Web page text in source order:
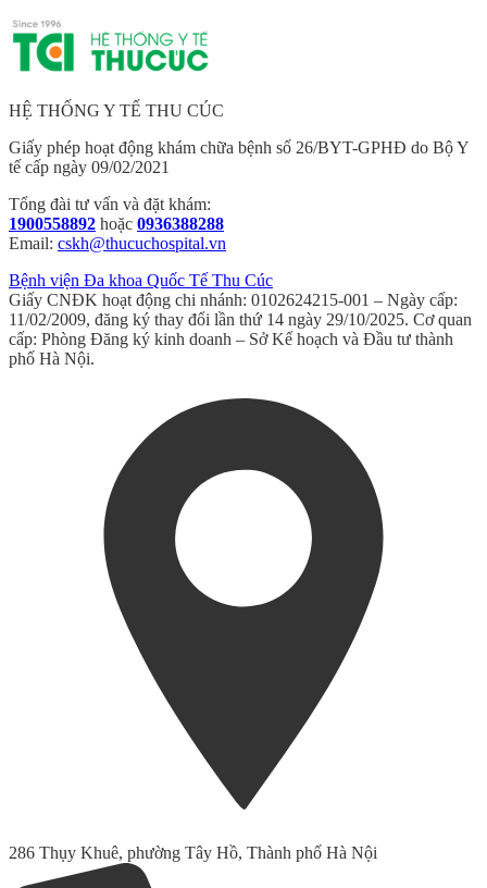
HỆ THỐNG Y TẾ THU CÚC
Giấy phép hoạt động khám chữa bệnh số 26/BYT-GPHĐ do Bộ Y
tế cấp ngày 09/02/2021
Tổng đài tư vấn và đặt khám:
1900558892 hoặc 0936388288
Email: cskh@thucuchospital.vn
Bệnh viện Đa khoa Quốc Tế Thu Cúc
Giấy CNĐK hoạt động chi nhánh: 0102624215-001 – Ngày cấp:
11/02/2009, đăng ký thay đổi lần thứ 14 ngày 29/10/2025. Cơ quan
cấp: Phòng Đăng ký kinh doanh – Sở Kế hoạch và Đầu tư thành
phố Hà Nội.
286 Thụy Khuê, phường Tây Hồ, Thành phố Hà Nội